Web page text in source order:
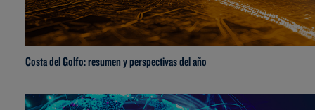
Costa del Golfo: resumen y perspectivas del año